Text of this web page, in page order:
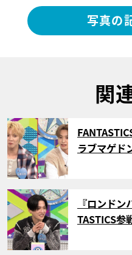
写真の
関
サムネイル
ラブマゲ
サムネイル
『ロンド
TASTICS